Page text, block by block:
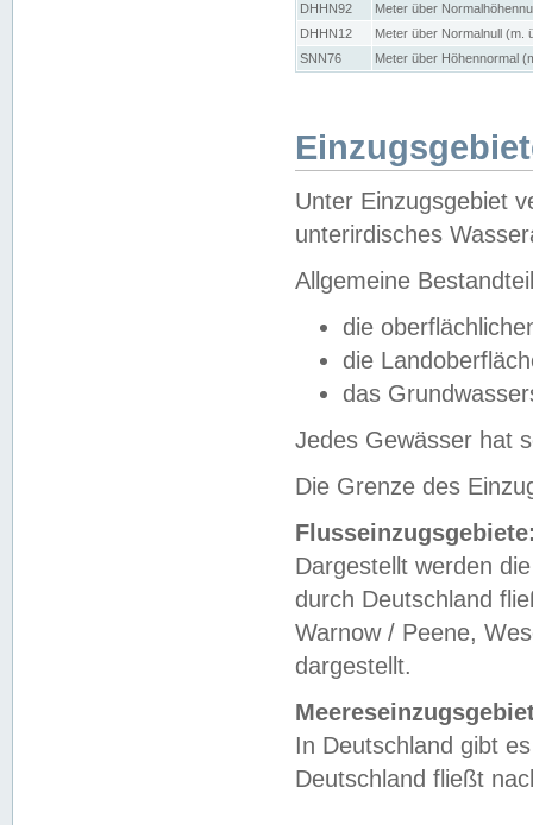
DHHN92
Meter über
DHHN12
Meter über Normalnull (m.
SNN76
Meter über Höhennormal
Unter Einzugsgebiet
unterirdisches
Allgemeine
die
die
das
Jedes Gewässer hat
Die Grenze des
Dargestellt werden
durch Deutschland
Warnow / Peene,
dargestellt.
In Deutschland gibt
Deutschland fließt